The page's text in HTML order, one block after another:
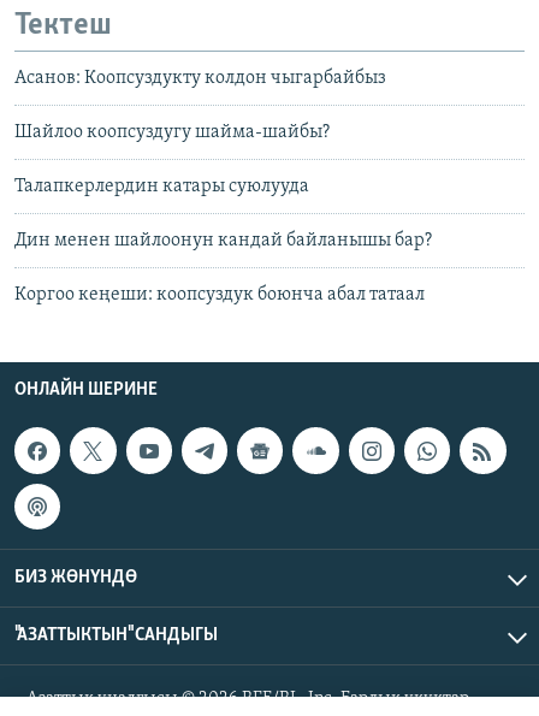
Тектеш
Асанов: Коопсуздукту колдон чыгарбайбыз
Шайлоо коопсуздугу шайма-шайбы?
Талапкерлердин катары суюлууда
Дин менен шайлоонун кандай байланышы бар?
Коргоо кеңеши: коопсуздук боюнча абал татаал
ОНЛАЙН ШЕРИНЕ
БИЗ ЖӨНҮНДӨ
"АЗАТТЫКТЫН" САНДЫГЫ
Азаттык үналгысы © 2026 RFE/RL, Inc. Бардык укуктар